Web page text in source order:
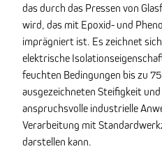
das durch das Pressen von
wird, das mit Epoxid- und
imprägniert ist. Es zeichnet
elektrische
feuchten Bedingungen bis zu
ausgezeichneten Steifigkeit
anspruchsvolle industrielle
Verarbeitung mit
darstellen kann.